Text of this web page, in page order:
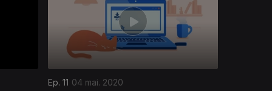
Ep. 11 04 mai. 2020